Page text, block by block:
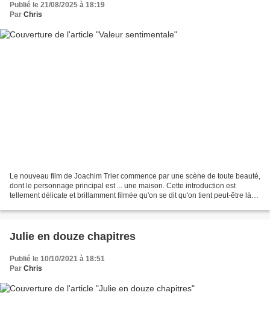
Publié le 21/08/2025 à 18:19
Par Chris
Le nouveau film de Joachim Trier commence par une scène de toute beauté,
dont le personnage principal est ... une maison. Cette introduction est
tellement délicate et brillamment filmée qu'on se dit qu'on tient peut-être là
Julie en douze chapitres
Publié le 10/10/2021 à 18:51
Par Chris